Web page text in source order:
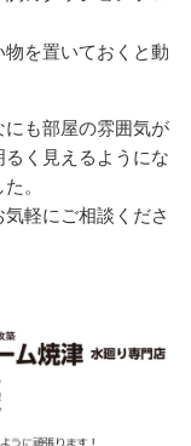
を置いておくと動
も部屋の雰囲気が
く見えるようにな
。
軽にご相談くださ